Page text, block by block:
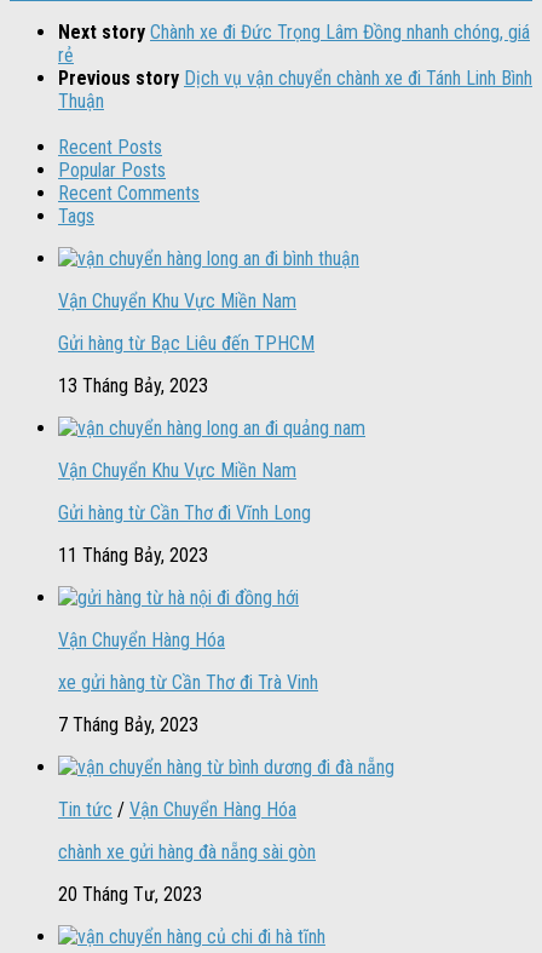
Next story Chành xe đi Đức Trọng Lâm Đồng nhanh chóng, giá
rẻ
Previous story Dịch vụ vận chuyển chành xe đi Tánh Linh Bình
Thuận
Recent Posts
Popular Posts
Recent Comments
Tags
Vận Chuyển Khu Vực Miền Nam
Gửi hàng từ Bạc Liêu đến TPHCM
13 Tháng Bảy, 2023
Vận Chuyển Khu Vực Miền Nam
Gửi hàng từ Cần Thơ đi Vĩnh Long
11 Tháng Bảy, 2023
Vận Chuyển Hàng Hóa
xe gửi hàng từ Cần Thơ đi Trà Vinh
7 Tháng Bảy, 2023
Tin tức / Vận Chuyển Hàng Hóa
chành xe gửi hàng đà nẵng sài gòn
20 Tháng Tư, 2023